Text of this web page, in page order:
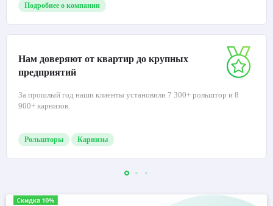
Подробнее о компании
Нам доверяют от квартир до крупных
предприятий
За прошлый год наши клиенты установили 7 300+ рольштор и 8
900+ карнизов.
Рольшторы Карнизы